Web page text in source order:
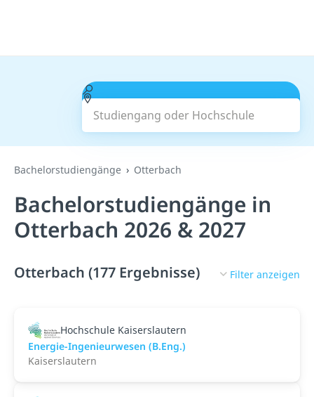
Studiengang oder Hochschule
Suchen
Bachelorstudiengänge Otterbach
Bachelorstudiengänge in
Otterbach 2026 & 2027
Otterbach (177 Ergebnisse) Filter anzeigen
Hochschule Kaiserslautern
Energie-Ingenieurwesen (B.Eng.)
Kaiserslautern